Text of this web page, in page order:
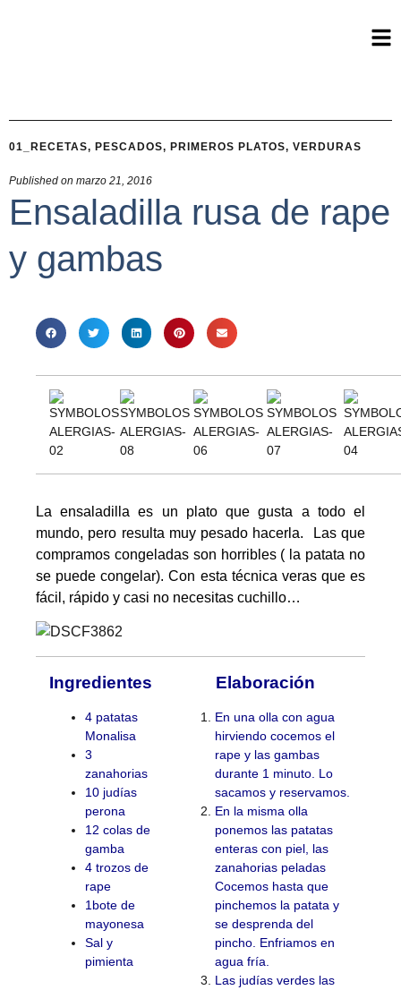
01_RECETAS, PESCADOS, PRIMEROS PLATOS, VERDURAS
Published on marzo 21, 2016
Ensaladilla rusa de rape
y gambas
La ensaladilla es un plato que gusta a todo el
mundo, pero resulta muy pesado hacerla. Las que
compramos congeladas son horribles ( la patata no
se puede congelar). Con esta técnica veras que es
fácil, rápido y casi no necesitas cuchillo…
Ingredientes
4 patatas
Monalisa
3
zanahorias
10 judías
perona
12 colas de
gamba
4 trozos de
rape
1bote de
mayonesa
Sal y
pimienta
Elaboración
En una olla con agua
hirviendo cocemos el
rape y las gambas
durante 1 minuto. Lo
sacamos y reservamos.
En la misma olla
ponemos las patatas
enteras con piel, las
zanahorias peladas
Cocemos hasta que
pinchemos la patata y
se desprenda del
pincho. Enfriamos en
agua fría.
Las judías verdes las